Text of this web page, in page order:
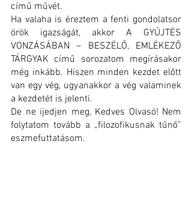
című művét.
Ha valaha is éreztem a fenti gondolatsor
örök igazságát, akkor A GYŰJTÉS
VONZÁSÁBAN – BESZÉLŐ, EMLÉKEZŐ
TÁRGYAK című sorozatom megírásakor
még inkább. Hiszen minden kezdet előtt
van egy vég, ugyanakkor a vég valaminek
a kezdetét is jelenti.
De ne ijedjen meg, Kedves Olvasó! Nem
folytatom tovább a „filozofikusnak tűnő”
eszmefuttatásom.